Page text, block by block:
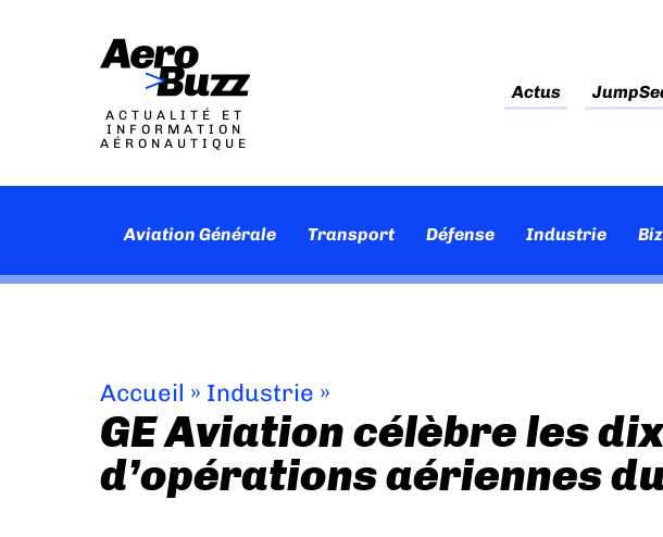
ACTUALITÉ ET
INFORMATION
AÉRONAUTIQUE
Actus
Aviation Générale Transport Défense Industrie
Accueil » Industrie »
GE Aviation célèbre les
d’opérations aériennes